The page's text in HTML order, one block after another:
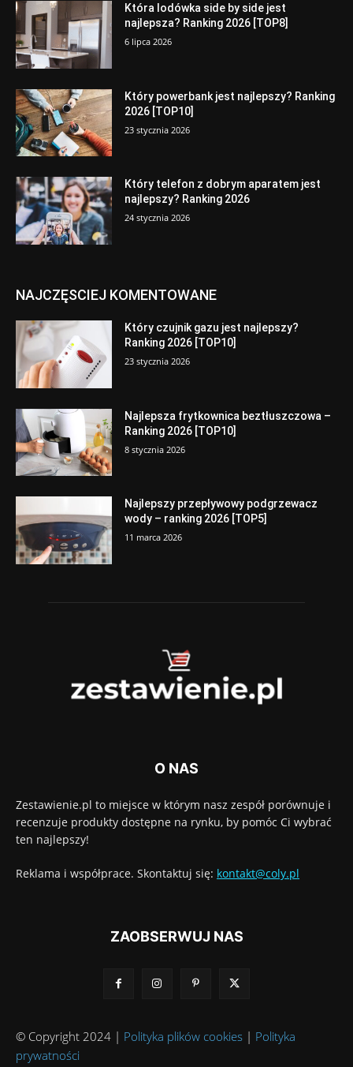
Która lodówka side by side jest
najlepsza? Ranking 2026 [TOP8]
6 lipca 2026
Który powerbank jest najlepszy? Ranking
2026 [TOP10]
23 stycznia 2026
Który telefon z dobrym aparatem jest
najlepszy? Ranking 2026
24 stycznia 2026
NAJCZĘSCIEJ KOMENTOWANE
Który czujnik gazu jest najlepszy?
Ranking 2026 [TOP10]
23 stycznia 2026
Najlepsza frytkownica beztłuszczowa –
Ranking 2026 [TOP10]
8 stycznia 2026
Najlepszy przepływowy podgrzewacz
wody – ranking 2026 [TOP5]
11 marca 2026
O NAS
Zestawienie.pl to miejsce w którym nasz zespół porównuje i
recenzuje produkty dostępne na rynku, by pomóc Ci wybrać
ten najlepszy!
Reklama i współprace. Skontaktuj się: kontakt@coly.pl
ZAOBSERWUJ NAS
© Copyright 2024 | Polityka plików cookies | Polityka
prywatności